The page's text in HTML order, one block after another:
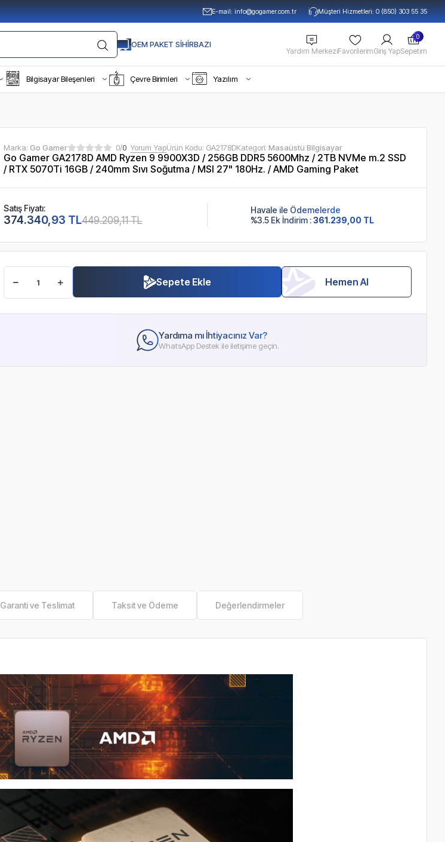
E-mail:info@gogamer.com.tr Müşteri Hizmetleri: 0 (850) 303 55 35
OEM PAKET SIHIRBAZI
Yardım MerkeziFavorilerimGiriş Yap
0
Sepetim
Bilgisayar Bileşenleri Çevre Birimleri Yazılım
Marka:Go Gamer 0/0 Yorum YapÜrün Kodu: GA2178DKategori:Masaüstü Bilgisayar
Go Gamer GA2178D AMD Ryzen 9 9900X3D / 256GB DDR5 5600Mhz / 2TB NVMe m.2 SSD
/ RTX 5070Ti 16GB / 240mm Sıvı Soğutma / MSI 27" 180Hz. / AMD Gaming Paket
Satış Fiyatı:
374.340,93 TL449.209,11 TL
Havale ile Ödemelerde
%3.5 Ek İndirim :361.239,00 TL
Sepete Ekle Hemen Al
Yardıma mı İhtiyacınız Var?
WhatsApp Destek ile iletişime geçin.
Garanti ve Teslimat Taksit ve Ödeme Değerlendirmeler